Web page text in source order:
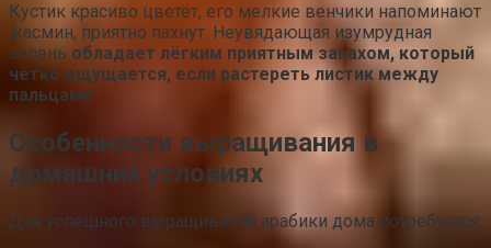
Кустик красиво цветёт, его мелкие венчики напоминают
жасмин, приятно пахнут. Неувядающая изумрудная
зелень обладает лёгким приятным запахом, который
чётко ощущается, если растереть листик между
пальцами.
Особенности выращивания в
домашних условиях
Для успешного выращивания арабики дома потребуется: